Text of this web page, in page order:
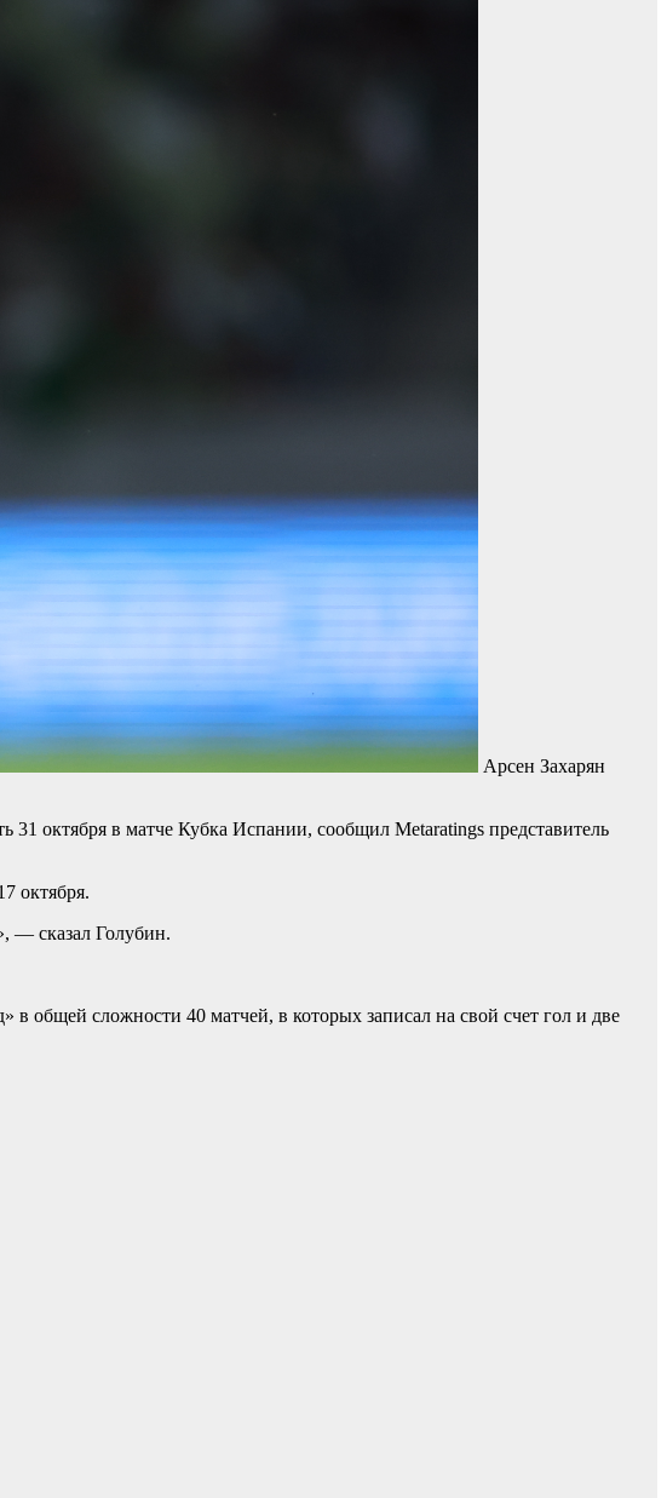
Арсен Захарян
октября в матче Кубка Испании, сообщил Metaratings представитель
октября.
— сказал Голубин.
в общей сложности 40 матчей, в которых записал на свой счет гол и две